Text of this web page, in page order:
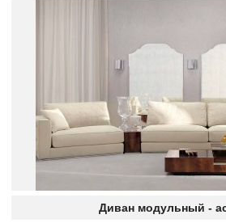
Диван модульный -